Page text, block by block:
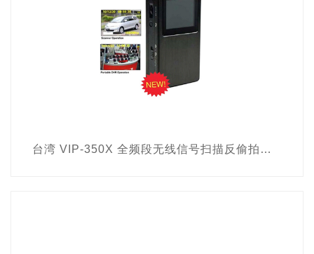
台湾 VIP-350X 全频段无线信号扫描反偷拍频率探测器